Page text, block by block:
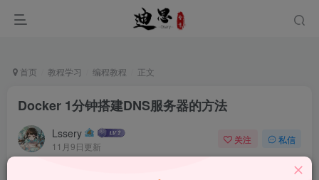
首页 教程学习 编程教程 正文
Docker 1分钟搭建DNS服务器的方法
Lssery
11月9日更新
关注 私信